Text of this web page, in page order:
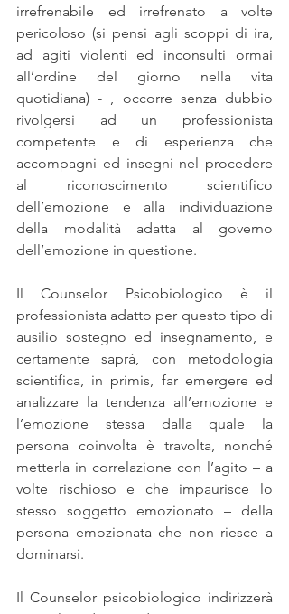
irrefrenabile ed irrefrenato a volte
pericoloso (si pensi agli scoppi di ira,
ad agiti violenti ed inconsulti ormai
all’ordine del giorno nella vita
quotidiana) - , occorre senza dubbio
rivolgersi ad un professionista
competente e di esperienza che
accompagni ed insegni nel procedere
al riconoscimento scientifico
dell’emozione e alla individuazione
della modalità adatta al governo
dell’emozione in questione.
Il Counselor Psicobiologico è il
professionista adatto per questo tipo di
ausilio sostegno ed insegnamento, e
certamente saprà, con metodologia
scientifica, in primis, far emergere ed
analizzare la tendenza all’emozione e
l’emozione stessa dalla quale la
persona coinvolta è travolta, nonché
metterla in correlazione con l’agito – a
volte rischioso e che impaurisce lo
stesso soggetto emozionato – della
persona emozionata che non riesce a
dominarsi.
Il Counselor psicobiologico indirizzerà